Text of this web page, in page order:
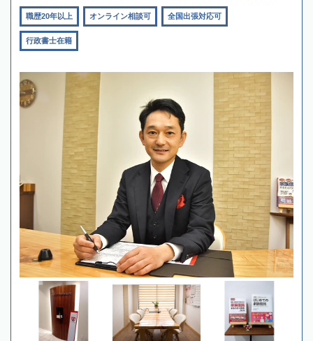
職歴20年以上 オンライン相談可 全国出張対応可
行政書士在籍